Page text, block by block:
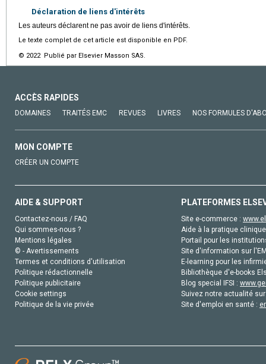
Déclaration de liens d'intérêts
Les auteurs déclarent ne pas avoir de liens d'intérêts.
Le texte complet de cet article est disponible en PDF.
© 2022 Publié par Elsevier Masson SAS.
ACCÈS RAPIDES
DOMAINES TRAITÉS EMC REVUES LIVRES NOS FORMULES
MON COMPTE
CRÉER UN COMPTE
AIDE & SUPPORT
Contactez-nous / FAQ
Qui sommes-nous ?
Mentions légales
© - Avertissements
Termes et conditions d'utilisation
Politique rédactionnelle
Politique publicitaire
Cookie settings
Politique de la vie privée
PLATEFORMES
Site e-commerce :
Aide à la pratique
Portail pour les
Site d'information sur
E-learning pour les
Bibliothèque d'e-books
Blog special IFSI :
Suivez notre actualité
Site d'emploi en santé :